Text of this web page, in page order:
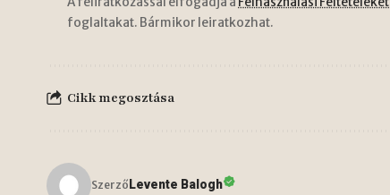
foglaltakat. Bármikor leiratkozhat.
Cikk megosztása
Szerző Levente Balogh